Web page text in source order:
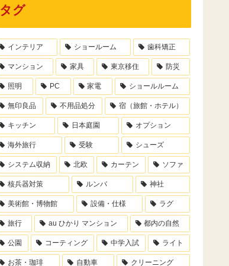
タグ
インテリア ショールーム 歯科矯正
マンション 家具 東京移住 防災
照明 PC 家電 ショールルーム
無印良品 不用品処分 宿（旅館・ホテル）
キッチン 日本庭園 オプション
海外旅行 受験 シューズ
システム収納 北欧 カーテン ソファ
核兵器対策 ルンバ 神社
美術館・博物館 設備・仕様 ラグ
旅行 au ひかり マンション 都内の自然
公園 コーティング 中学入試 ライト
お茶・珈琲 自動車 クリーニング